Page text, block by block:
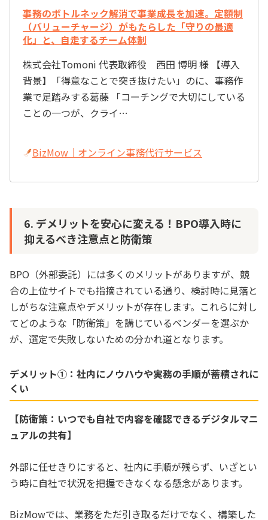
事務のボトルネック解消で事業成長を加速。定額制
（バリューチャージ）がもたらした「守りの最適
化」と、自走するチーム体制
株式会社Tomoni 代表取締役 西田 博明 様 【導入
背景】「得意なことで突き抜けたい」のに、事務作
業で足踏みする葛藤 「コーチングで大切にしている
ことの一つが、クライ…
BizMow｜オンライン事務代行サービス
6. デメリットを安心に変える！BPO導入時に
抑えるべき注意点と防衛策
BPO（外部委託）には多くのメリットがありますが、競
合の上位サイトでも指摘されている通り、検討時に見落と
しがちな注意点やデメリットが存在します。これらに対し
てどのような「防衛策」を講じているベンダーを選ぶか
が、選定で失敗しないための分かれ道となります。
デメリット①：社内にノウハウや実務の手順が蓄積されに
くい
【防衛策：いつでも自社で内容を確認できるデジタルマニ
ュアルの共有】
外部に任せきりにすると、社内に手順が残らず、いざとい
う時に自社で状況を把握できなくなる懸念があります。
BizMowでは、業務をただ引き取るだけでなく、構築した